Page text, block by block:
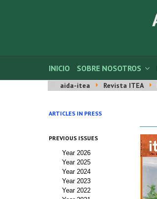
INICIO SOBRE NOSOTROS
aida-itea Revista ITEA
ARTICLES IN PRESS
PREVIOUS ISSUES
Year 2026
Year 2025
Year 2024
Year 2023
Year 2022